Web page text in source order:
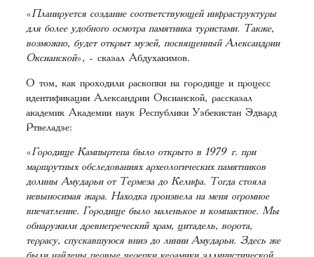
«Планируется создание соответствующей инфраструктуры
для более удобного осмотра памятника туристами. Также,
возможно, будет открыт музей, посвященный Александрии
Оксианской», - сказал Абдухакимов.
О том, как проходили раскопки на городище и процесс
идентификации Александрии Оксианской, рассказал
академик Академии наук Республики Узбекистан Эдвард
Ртвеладзе:
«Городище Кампыртепа было открыто в 1979 г. при
маршрутных обследованиях археологических памятников
долины Амударьи от Термеза до Келифа. Тогда стояла
невыносимая жара. Находка произвела на меня огромное
впечатление. Городище было маленькое и компактное. Мы
обнаружили древнегреческий храм, цитадель, ворота,
террасу, спускавшуюся вниз до линии Амударьи. Здесь же